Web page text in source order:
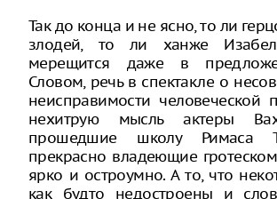
Так до конца и не ясно, то ли
злодей, то ли ханже
мерещится даже в
Словом, речь в спектакле о
неисправимости человеческой
нехитрую мысль актеры
прошедшие школу Римаса
прекрасно владеющие
ярко и остроумно. А то, что
как будто недостроены и